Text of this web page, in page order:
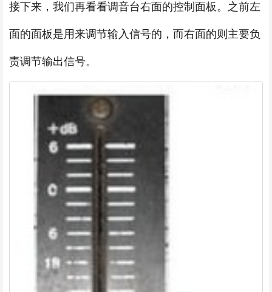
接下来，我们再看看调音台右面的控制面板。之前左
面的面板是用来调节输入信号的，而右面的则主要负
责调节输出信号。